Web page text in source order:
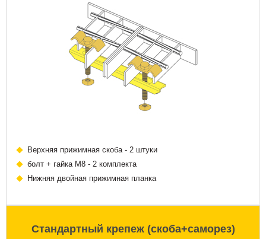
Верхняя прижимная скоба - 2 штуки
болт + гайка М8 - 2 комплекта
Нижняя двойная прижимная планка
Стандартный крепеж (скоба+саморез)